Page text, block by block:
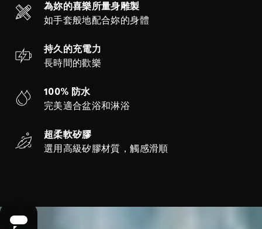
為妳的喜樂所量身雕製
如手套般地配合妳的身體
持久的充電力
長時間的歡樂
100% 防水
完美適合盆浴和淋浴
超柔軟矽膠
選用高級矽膠材質，觸感滑順